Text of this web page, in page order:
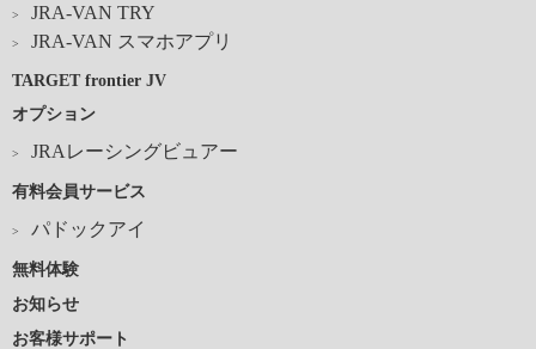
JRA-VAN TRY
JRA-VAN スマホアプリ
TARGET frontier JV
オプション
JRAレーシングビュアー
有料会員サービス
パドックアイ
無料体験
お知らせ
お客様サポート